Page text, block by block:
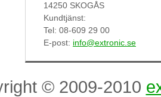
14250 SKOGÅS
Kundtjänst:
Tel: 08-609 29 00
E-post: info@extronic.se
© 2009-2010